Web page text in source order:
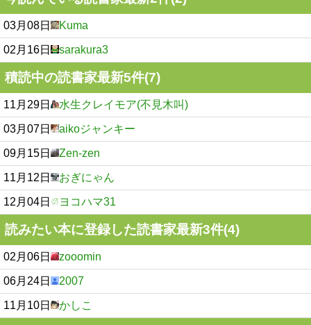
03月08日 Kuma
02月16日 sarakura3
積読中の読書家最新5件(7)
11月29日 水生クレイモア(不見木叫)
03月07日 aikoジャンキー
09月15日 Zen-zen
11月12日 おぎにゃん
12月04日 ヨコハマ31
読みたい本に登録した読書家最新3件(4)
02月06日 zooomin
06月24日 2007
11月10日 かしこ